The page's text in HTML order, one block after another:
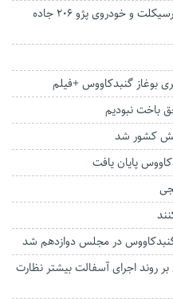
تصاویری از تصادف شاخ به شاخ موتورسیکلت و خودروی پژو ۲۰۶‌ جاده
بوغاز گنبدکاووس +فیلم
باخت نبودیم
کشور شد
پایان یافت
گنبدکاووس در مجلس دوازدهم شد
روند اجرای آسفالت بیشتر نظارت